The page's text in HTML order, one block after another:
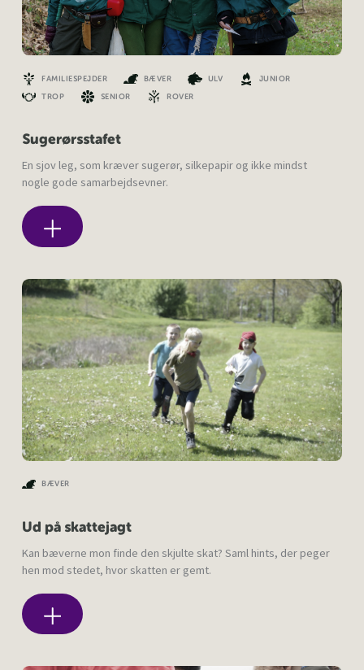
FAMILIESPEJDER BÆVER ULV JUNIOR
TROP SENIOR ROVER
Sugerørsstafet
En sjov leg, som kræver sugerør, silkepapir og ikke mindst
nogle gode samarbejdsevner.
BÆVER
Ud på skattejagt
Kan bæverne mon finde den skjulte skat? Saml hints, der peger
hen mod stedet, hvor skatten er gemt.